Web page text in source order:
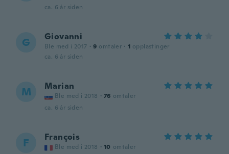
ca. 6 år siden
G Giovanni
Ble med i 2017 · 9 omtaler · 1 opplastinger
ca. 6 år siden
M Marian
Ble med i 2018 · 76 omtaler
ca. 6 år siden
F François
Ble med i 2018 · 10 omtaler